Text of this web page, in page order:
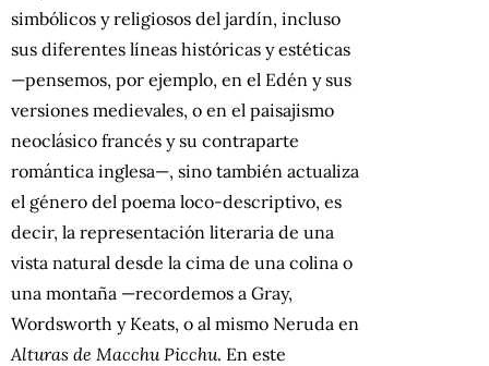
simbólicos y religiosos del jardín, incluso
sus diferentes líneas históricas y estéticas
—pensemos, por ejemplo, en el Edén y sus
versiones medievales, o en el paisajismo
neoclásico francés y su contraparte
romántica inglesa—, sino también actualiza
el género del poema loco-descriptivo, es
decir, la representación literaria de una
vista natural desde la cima de una colina o
una montaña —recordemos a Gray,
Wordsworth y Keats, o al mismo Neruda en
Alturas de Macchu Picchu. En este